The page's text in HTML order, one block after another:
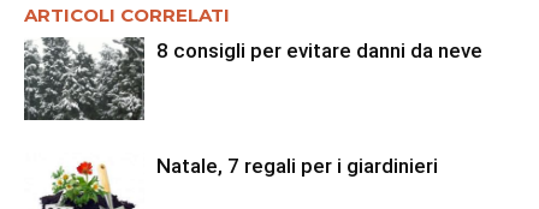
ARTICOLI CORRELATI
8 consigli per evitare danni da neve
Natale, 7 regali per i giardinieri